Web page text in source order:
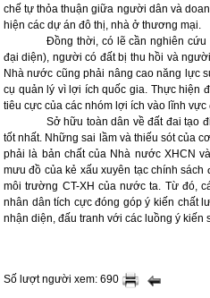
chế tự thỏa thuận giữa người dân và
hiện các dự án đô thị, nhà ở thương mại.
Đồng thời, có lẽ cần nghiên
đại diện), người có đất bị thu hồi và
Nhà nước cũng phải nâng cao năng lực
cụ quản lý vì lợi ích quốc gia. Thực hiện
tiêu cực của các nhóm lợi ích vào lĩnh vực
Sở hữu toàn dân về đất đai tạo
tốt nhất. Những sai lầm và thiếu sót của
phải là bản chất của Nhà nước XHCN
mưu đồ của kẻ xấu xuyên tạc chính
môi trường CT-XH của nước ta. Từ đó,
nhân dân tích cực đóng góp ý kiến chất
nhận diện, đấu tranh với các luồng ý kiến
Số lượt người xem: 690